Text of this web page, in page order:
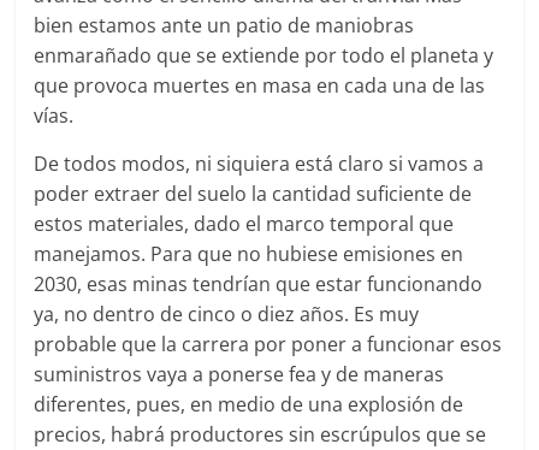
bien estamos ante un patio de maniobras
enmarañado que se extiende por todo el planeta y
que provoca muertes en masa en cada una de las
vías.
De todos modos, ni siquiera está claro si vamos a
poder extraer del suelo la cantidad suficiente de
estos materiales, dado el marco temporal que
manejamos. Para que no hubiese emisiones en
2030, esas minas tendrían que estar funcionando
ya, no dentro de cinco o diez años. Es muy
probable que la carrera por poner a funcionar esos
suministros vaya a ponerse fea y de maneras
diferentes, pues, en medio de una explosión de
precios, habrá productores sin escrúpulos que se